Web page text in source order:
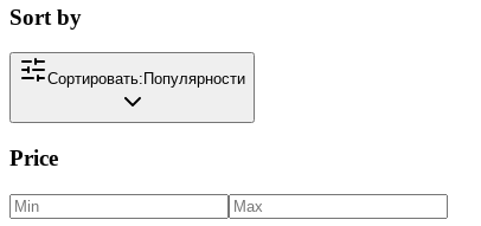
Sort by
Сортировать: Популярности
Price